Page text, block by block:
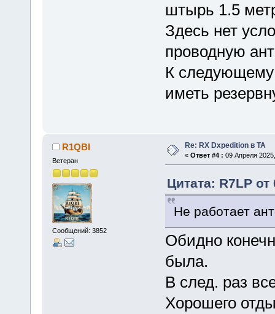
штырь 1.5
Здесь нет
проводную
К следующему
иметь
R1QBI
Ветеран
Сообщений: 3852
Re: RX Dxpedition в TA
« Ответ #4 : 09 Апреля
Цитата: R7LP
Не работает
Обидно
была.
В след. раз
Хорошего